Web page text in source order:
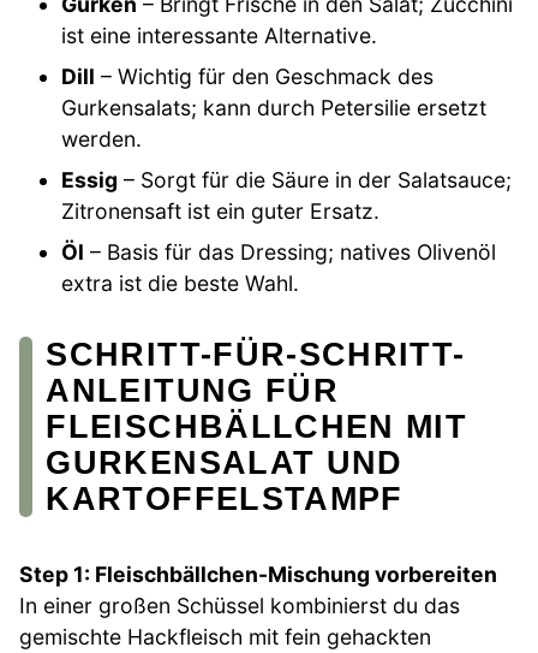
ist eine interessante Alternative.
Dill – Wichtig für den Geschmack des
Gurkensalats; kann durch Petersilie ersetzt
werden.
Essig – Sorgt für die Säure in der Salatsauce;
Zitronensaft ist ein guter Ersatz.
Öl – Basis für das Dressing; natives Olivenöl
extra ist die beste Wahl.
SCHRITT-FÜR-SCHRITT-
ANLEITUNG FÜR
FLEISCHBÄLLCHEN MIT
GURKENSALAT UND
KARTOFFELSTAMPF
Step 1: Fleischbällchen-Mischung vorbereiten
In einer großen Schüssel kombinierst du das
gemischte Hackfleisch mit fein gehackten